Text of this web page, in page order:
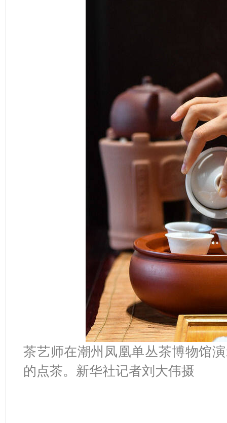
茶艺师在潮州凤凰单丛茶博物馆
的点茶。新华社记者刘大伟摄